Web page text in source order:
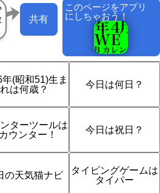
このページをアプリ
にしちゃおう！
共有
年(昭和51)生ま
れは何歳？
今日は何日？
ターツールは
ウンター！
今日は祝日？
の天気猫ナビ
タイピングゲームは
タイパー